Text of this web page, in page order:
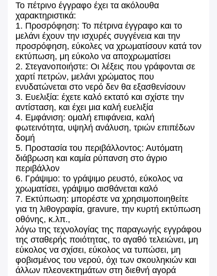
Το πέτρινο έγγραφο έχει τα ακόλουθα
χαρακτηριστικά:
1. Προσρόφηση: Το πέτρινα έγγραφο και το
μελάνι έχουν την ισχυρές συγγένεια και την
προσρόφηση, εύκολες να χρωματίσουν κατά τον
εκτύπωση, μη εύκολο να αποχρωματίσει
2. Στεγανοποιήστε: Οι λέξεις που γράφονται σε
χαρτί πετρών, μελάνι χρώματος που
ενυδατώνεται στο νερό δεν θα εξασθενίσουν
3. Ευελιξία: έχετε καλό εκτατό και σχίστε την
αντίσταση, και έχει μια καλή ευελιξία
4. Εμφάνιση: ομαλή επιφάνεια, καλή
φωτεινότητα, υψηλή ανάλυση, τριών επιπέδων
δομή
5. Προστασία του περιβάλλοντος: Αυτόματη
διάβρωση και καμία ρύπανση στο άγριο
περιβάλλον
6. Γράψιμο: το γράψιμο ρευστό, εύκολος να
χρωματίσει, γράψιμο αισθάνεται καλό
7. Εκτύπωση: μπορέστε να χρησιμοποιηθείτε
για τη λιθογραφία, gravure, την κυρτή εκτύπωση
οθόνης, κ.λπ.,
λόγω της τεχνολογίας της παραγωγής εγγράφου
της σταθερής ποιότητας, το αγαθό τελειώνει, μη
εύκολος να σχίσει, εύκολος να τυπώσει, μη
φοβισμένος του νερού, όχι των σκουληκιών και
άλλων πλεονεκτημάτων στη διεθνή αγορά